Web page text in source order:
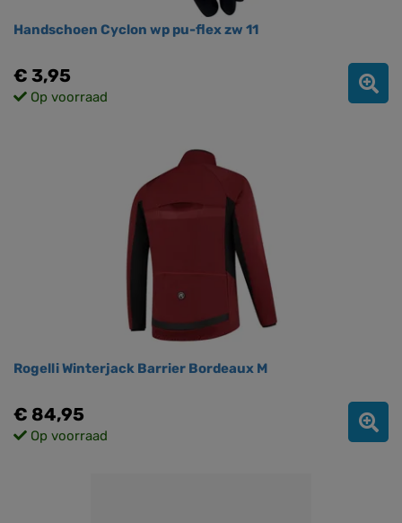
Handschoen Cyclon wp pu-flex zw 11
€ 3,95
Op voorraad
Rogelli Winterjack Barrier Bordeaux M
€ 84,95
Op voorraad